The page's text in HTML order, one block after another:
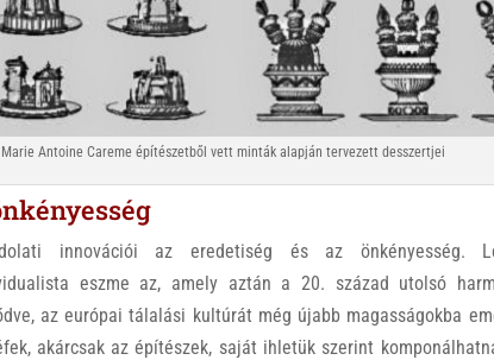
Marie Antoine Careme építészetből vett minták alapján tervezett desszertjei
innovációi az eredetiség és az önkényesség.
eszme az, amely aztán a 20. század utolsó
az európai tálalási kultúrát még újabb magasságokba
akárcsak az építészek, saját ihletük szerint